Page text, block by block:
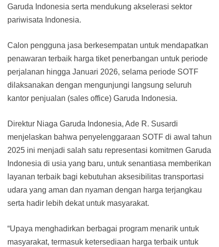
Garuda Indonesia serta mendukung akselerasi sektor
pariwisata Indonesia.
Calon pengguna jasa berkesempatan untuk mendapatkan
penawaran terbaik harga tiket penerbangan untuk periode
perjalanan hingga Januari 2026, selama periode SOTF
dilaksanakan dengan mengunjungi langsung seluruh
kantor penjualan (sales office) Garuda Indonesia.
Direktur Niaga Garuda Indonesia, Ade R. Susardi
menjelaskan bahwa penyelenggaraan SOTF di awal tahun
2025 ini menjadi salah satu representasi komitmen Garuda
Indonesia di usia yang baru, untuk senantiasa memberikan
layanan terbaik bagi kebutuhan aksesibilitas transportasi
udara yang aman dan nyaman dengan harga terjangkau
serta hadir lebih dekat untuk masyarakat.
“Upaya menghadirkan berbagai program menarik untuk
masyarakat, termasuk ketersediaan harga terbaik untuk